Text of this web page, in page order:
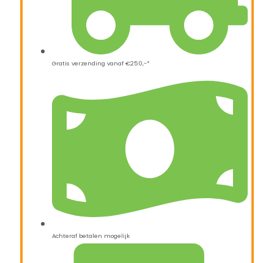
Gratis verzending vanaf €250,-*
Achteraf betalen mogelijk